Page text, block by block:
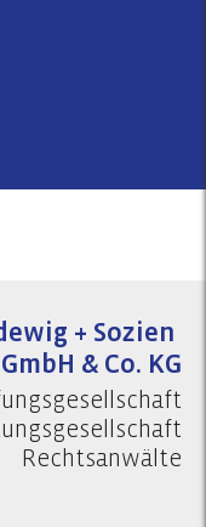
+ Sozien
GmbH & Co. KG
Rechtsanwälte